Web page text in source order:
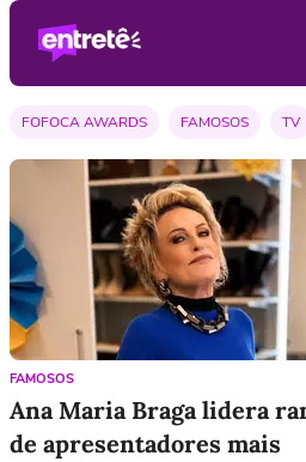
FOFOCA AWARDS FAMOSOS TV
REALITY SHOWS VELVET VÍDEOS
FAMOSOS
Ana Maria Braga lidera
de apresentadores mais